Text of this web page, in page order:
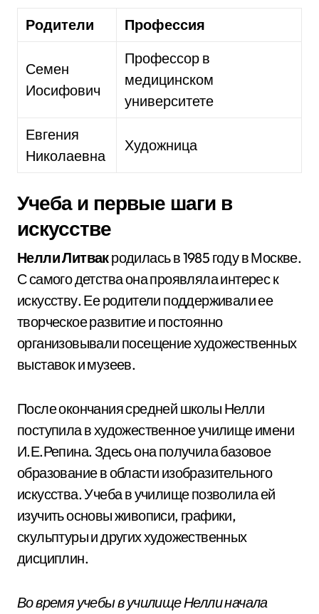
Родители Профессия
Семен
Иосифович
Профессор в
медицинском
университете
Евгения
Николаевна
Художница
Учеба и первые шаги в
искусстве
Нелли Литвакродилась в 1985 году в Москве.
С самого детства она проявляла интерес к
искусству. Ее родители поддерживали ее
творческое развитие и постоянно
организовывали посещение художественных
выставок и музеев.
После окончания средней школы Нелли
поступила в художественное училище имени
И.Е.Репина. Здесь она получила базовое
образование в области изобразительного
искусства. Учеба в училище позволила ей
изучить основы живописи, графики,
скульптуры и других художественных
дисциплин.
Во время учебы в училище Нелли начала